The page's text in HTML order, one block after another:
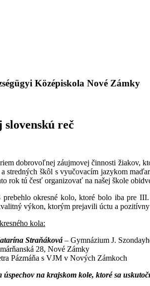
Középiskola Nové Zámky
slovenskú reč
dobrovoľnej záujmovej činnosti žiakov,
stredných škôl s vyučovacím jazykom
rok tú česť organizovať na našej škole
prebehlo okresné kolo, ktoré bolo iba pre
výkon, ktorým prejavili úctu a
kola:
Straňáková – Gymnázium J.
28, Nové Zámky
Pázmáňa s VJM v Nových Zámkoch
na krajskom kole, ktoré sa